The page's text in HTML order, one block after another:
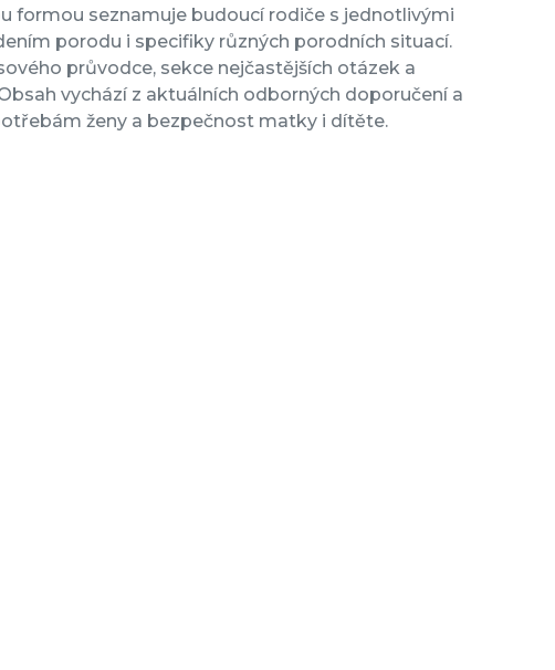
formou seznamuje budoucí rodiče s jednotlivými
porodu i specifiky různých porodních situací.
průvodce, sekce nejčastějších otázek a
vychází z aktuálních odborných doporučení a
ženy a bezpečnost matky i dítěte.